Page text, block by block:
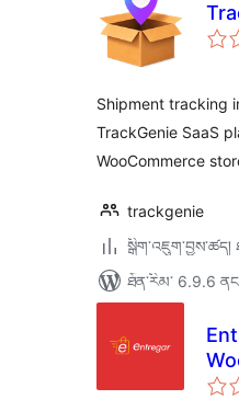
Shipment tracking
TrackGenie SaaS
WooCommerce
trackgenie
སྒྲིག་འཇུག་བྱས་ཚད།
ཐོན་རིམ་ 6.9.6